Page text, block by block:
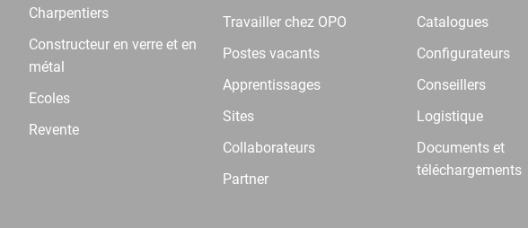
Charpentiers
Constructeur en verre et en
métal
Ecoles
Revente
Travailler chez OPO
Postes vacants
Apprentissages
Sites
Collaborateurs
Partner
Catalogues
Configurateurs
Conseillers
Logistique
Documents et
téléchargements